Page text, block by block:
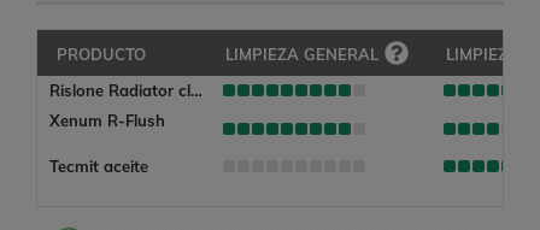
PRODUCTO LIMPIEZA GENERAL
LIMPIEZA
Rislone Radiator clean
Xenum R-Flush
Tecmit aceite